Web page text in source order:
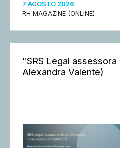
7 AGOSTO 2026
RH MAGAZINE (ONLINE)
"SRS Legal
Alexandra Valente)